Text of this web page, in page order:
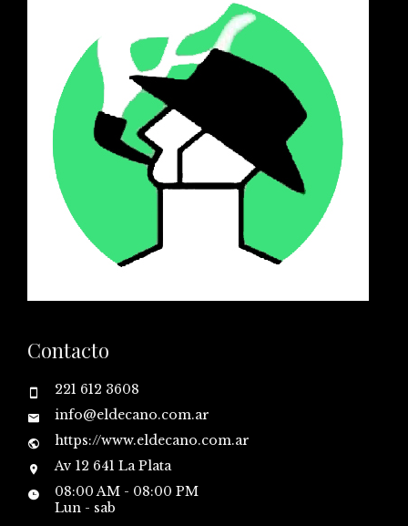
Contacto
221 612 3608
info@eldecano.com.ar
https://www.eldecano.com.ar
Av 12 641 La Plata
08:00 AM - 08:00 PM
Lun - sab